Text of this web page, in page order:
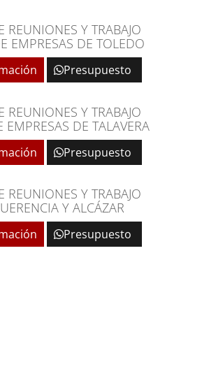
REUNIONES Y TRABAJO
EMPRESAS DE TOLEDO
Presupuesto
REUNIONES Y TRABAJO
EMPRESAS DE TALAVERA
Presupuesto
REUNIONES Y TRABAJO
Y ALCÁZAR
Presupuesto